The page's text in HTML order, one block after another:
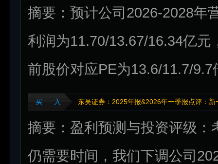
摘要：预计公司2026-2028年
利润为11.70/13.67/16.34亿
前股价对应PE为13.6/11.7/
买 入 东吴证券：2025年报&2026年一季报点评：
摘要：盈利预测与投资评级
仍需要时间，我们下调公司